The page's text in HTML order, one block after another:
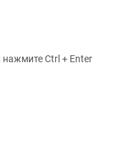
нажмите Ctrl + Enter